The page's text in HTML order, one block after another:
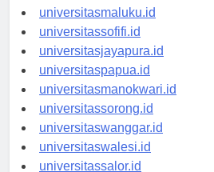
universitasambon.id
universitasmaluku.id
universitassofifi.id
universitasjayapura.id
universitaspapua.id
universitasmanokwari.id
universitassorong.id
universitaswanggar.id
universitaswalesi.id